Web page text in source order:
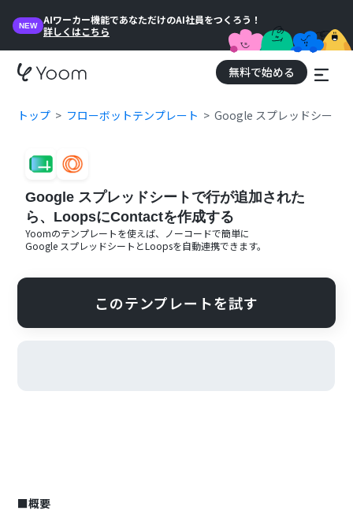
NEW
AIワーカー機能であなただけのAI社員をつくろう！
詳しくはこちら
無料で始める
トップ フローボットテンプレート Google スプレッドシート
Google スプレッドシートで行が追加された
ら、LoopsにContactを作成する
Yoomのテンプレートを使えば、ノーコードで簡単に
Google スプレッドシート とLoopsを自動連携できます。
このテンプレートを試す
■概要